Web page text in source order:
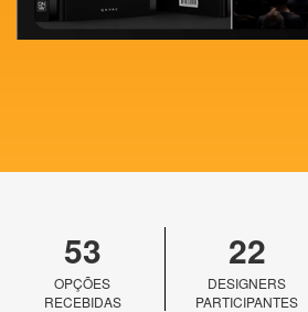
53
OPÇÕES
RECEBIDAS
22
DESIGNERS
PARTICIPANTES